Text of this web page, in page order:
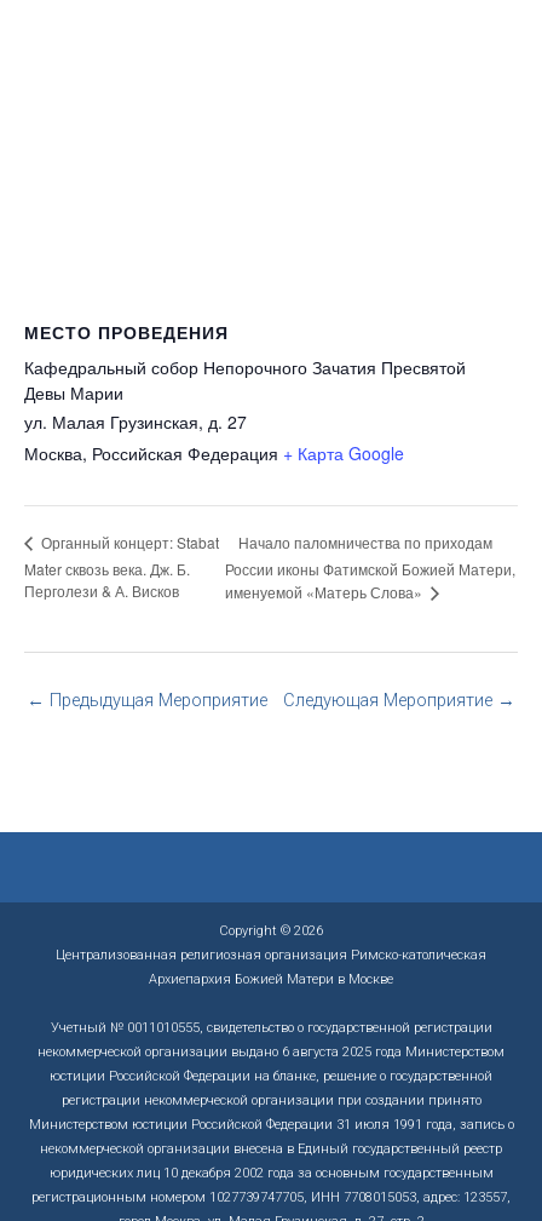
МЕСТО ПРОВЕДЕНИЯ
Кафедральный собор Непорочного Зачатия Пресвятой
Девы Марии
ул. Малая Грузинская, д. 27
Москва, Российская Федерация + Карта Google
Органный концерт: Stabat
Mater сквозь века. Дж. Б.
Перголези & А. Висков
Начало паломничества по приходам
России иконы Фатимской Божией Матери,
именуемой «Матерь Слова»
← Предыдущая Мероприятие Следующая Мероприятие →
Copyright © 2026
Централизованная религиозная организация Римско-католическая
Архиепархия Божией Матери в Москве
Учетный № 0011010555, свидетельство о государственной регистрации
некоммерческой организации выдано 6 августа 2025 года Министерством
юстиции Российской Федерации на бланке, решение о государственной
регистрации некоммерческой организации при создании принято
Министерством юстиции Российской Федерации 31 июля 1991 года, запись о
некоммерческой организации внесена в Единый государственный реестр
юридических лиц 10 декабря 2002 года за основным государственным
регистрационным номером 1027739747705, ИНН 7708015053, адрес: 123557,